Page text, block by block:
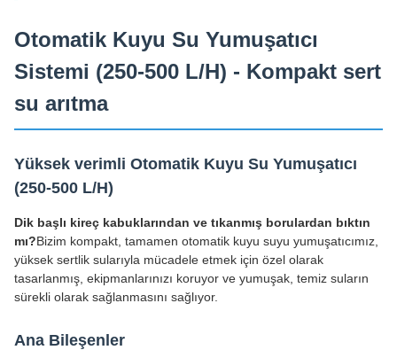
Otomatik Kuyu Su Yumuşatıcı
Sistemi (250-500 L/H) - Kompakt sert
su arıtma
Yüksek verimli Otomatik Kuyu Su Yumuşatıcı
(250-500 L/H)
Dik başlı kireç kabuklarından ve tıkanmış borulardan bıktın
mı?Bizim kompakt, tamamen otomatik kuyu suyu yumuşatıcımız,
yüksek sertlik sularıyla mücadele etmek için özel olarak
tasarlanmış, ekipmanlarınızı koruyor ve yumuşak, temiz suların
sürekli olarak sağlanmasını sağlıyor.
Ana Bileşenler